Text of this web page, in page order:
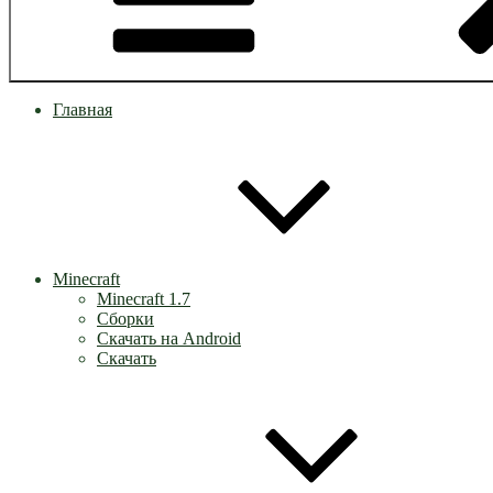
Главная
Minecraft
Minecraft 1.7
Сборки
Скачать на Android
Скачать